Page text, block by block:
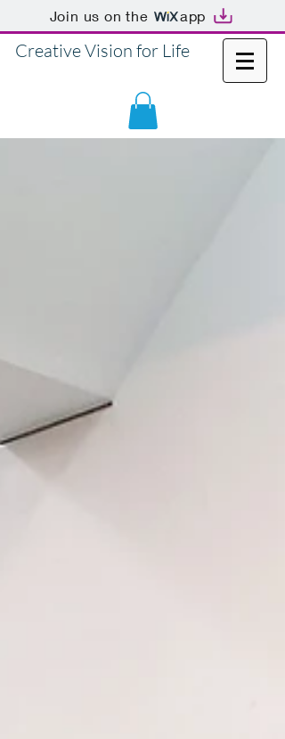
Join us on the app
Creative Vision for Life